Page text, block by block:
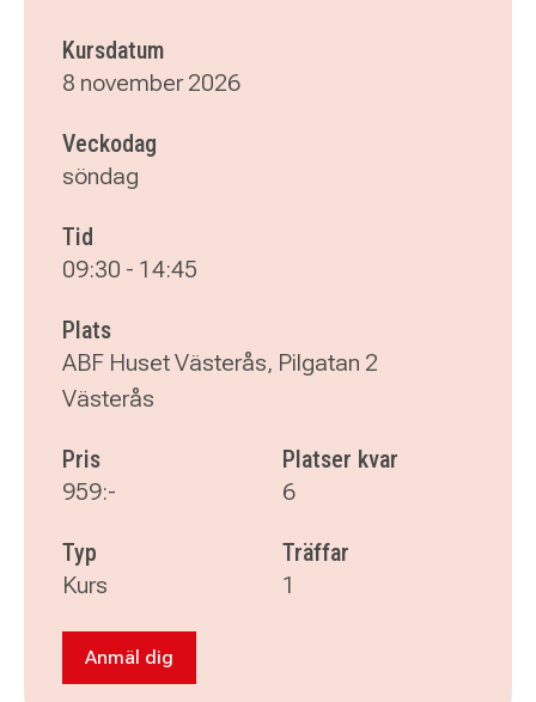
Kursdatum
8 november 2026
Veckodag
söndag
Tid
09:30 - 14:45
Plats
ABF Huset Västerås, Pilgatan 2
Västerås
Pris
959:-
Platser kvar
6
Typ
Kurs
Träffar
1
Anmäl dig till NYHET! Workshop vi provar
Anmäl dig